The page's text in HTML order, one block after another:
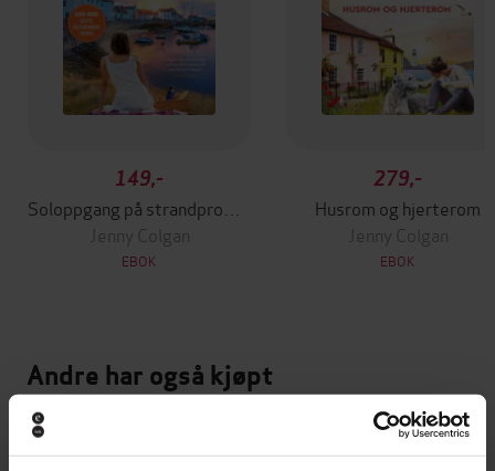
149,-
Jenny Colgan
EBOK
279,-
Husrom og hjerterom
Jenny Colgan
EBOK
Andre har også kjøpt
Premium